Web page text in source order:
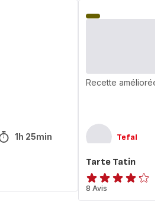
1h 25min Tefal
Tarte Tatin
ratings.4.2
8 Avis
Recette améliorée
Tatin